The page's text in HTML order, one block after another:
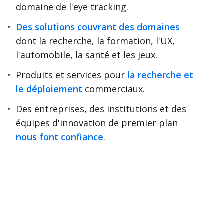
domaine de l'eye tracking.
Des solutions couvrant des domaines
dont la recherche, la formation, l'UX,
l'automobile, la santé et les jeux.
Produits et services pour la recherche et
le déploiement commerciaux.
Des entreprises, des institutions et des
équipes d'innovation de premier plan
nous font confiance.